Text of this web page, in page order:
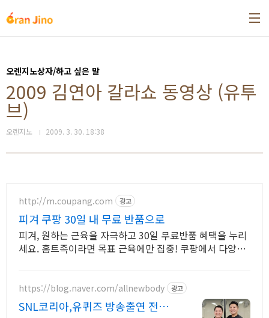
오렌지노상자/하고 싶은 말
2009 김연아 갈라쇼 동영상 (유투
브)
오렌지노 2009. 3. 30. 18:38
http://m.coupang.com 광고
피겨 쿠팡 30일 내 무료 반품으로
피겨, 원하는 근육을 자극하고 30일 무료반품 혜택을 누리
세요. 홈트족이라면 목표 근육에만 집중! 쿠팡에서 다양한
https://blog.naver.com/allnewbody 광고
SNL코리아,유퀴즈 방송출연 전국